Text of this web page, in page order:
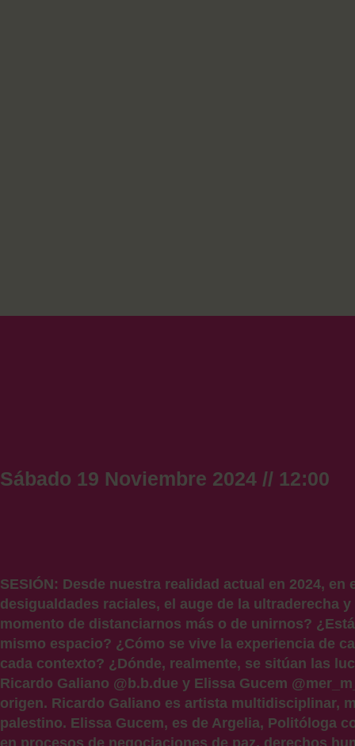
Sábado 19 Noviembre 2024 // 12:00
SESIÓN: Desde nuestra realidad actual en 2024,
desigualdades raciales, el auge de la
momento de distanciarnos más o de unirnos?
mismo espacio? ¿Cómo se vive la experiencia de
cada contexto? ¿Dónde, realmente, se sitúan las
Ricardo Galiano @b.b.due y Elissa Gucem
origen. Ricardo Galiano es artista multidisciplinar,
palestino. Elissa Gucem, es de Argelia, Politóloga
en procesos de negociaciones de paz, derechos